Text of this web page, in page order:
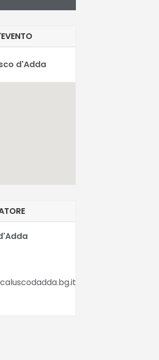
d'Adda